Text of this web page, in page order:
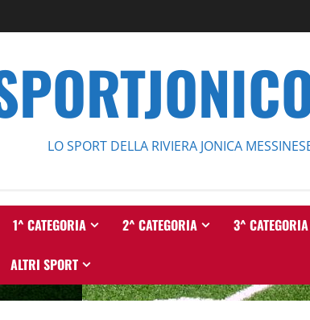
LO SPORT DELLA RIVIERA JONICA
1^ CATEGORIA 2^ CATEGORIA 3^ CATEGORIA
ALTRI SPORT